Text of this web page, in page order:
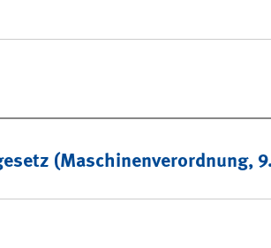
(Maschinenverordnung,